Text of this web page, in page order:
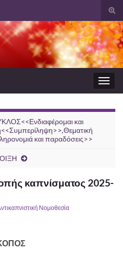
και
και παραδόσεις>>
καπνίσματος 2025-
Νομοθεσία